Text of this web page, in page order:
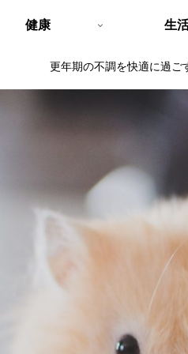
更年期の不調を快適に過ご
健康 生